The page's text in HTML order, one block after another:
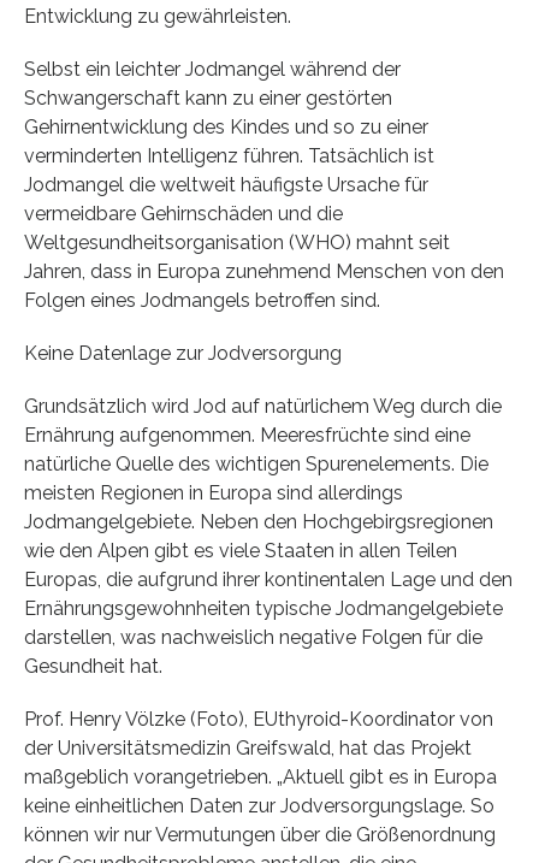
Entwicklung zu gewährleisten.
Selbst ein leichter Jodmangel während der
Schwangerschaft kann zu einer gestörten
Gehirnentwicklung des Kindes und so zu einer
verminderten Intelligenz führen. Tatsächlich ist
Jodmangel die weltweit häufigste Ursache für
vermeidbare Gehirnschäden und die
Weltgesundheitsorganisation (WHO) mahnt seit
Jahren, dass in Europa zunehmend Menschen von den
Folgen eines Jodmangels betroffen sind.
Keine Datenlage zur Jodversorgung
Grundsätzlich wird Jod auf natürlichem Weg durch die
Ernährung aufgenommen. Meeresfrüchte sind eine
natürliche Quelle des wichtigen Spurenelements. Die
meisten Regionen in Europa sind allerdings
Jodmangelgebiete. Neben den Hochgebirgsregionen
wie den Alpen gibt es viele Staaten in allen Teilen
Europas, die aufgrund ihrer kontinentalen Lage und den
Ernährungsgewohnheiten typische Jodmangelgebiete
darstellen, was nachweislich negative Folgen für die
Gesundheit hat.
Prof. Henry Völzke (Foto), EUthyroid-Koordinator von
der Universitätsmedizin Greifswald, hat das Projekt
maßgeblich vorangetrieben. „Aktuell gibt es in Europa
keine einheitlichen Daten zur Jodversorgungslage. So
können wir nur Vermutungen über die Größenordnung